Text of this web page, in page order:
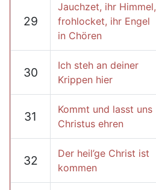
29
Jauchzet, ihr Himmel,
frohlocket, ihr Engel
in Chören
30
Ich steh an deiner
Krippen hier
31
Kommt und lasst uns
Christus ehren
32
Der heil’ge Christ ist
kommen